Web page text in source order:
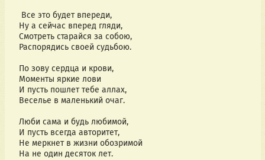
Все это будет впереди,
Ну а сейчас вперед гляди,
Смотреть старайся за собою,
Распорядись своей судьбою.
По зову сердца и крови,
Моменты яркие лови
И пусть пошлет тебе аллах,
Веселье в маленький очаг.
Люби сама и будь любимой,
И пусть всегда авторитет,
Не меркнет в жизни обозримой
На не один десяток лет.